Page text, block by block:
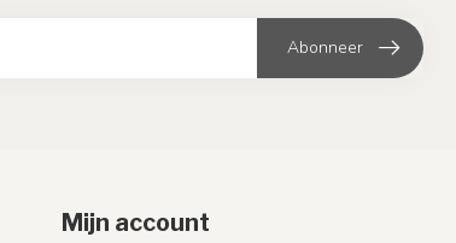
Abonneer
Mijn account